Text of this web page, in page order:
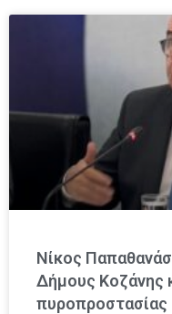
Νίκος
Δήμους Κοζάνης